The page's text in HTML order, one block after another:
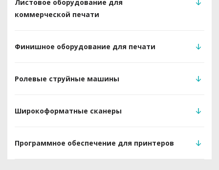
Листовое оборудование для
коммерческой печати
Финишное оборудование для печати
Ролевые струйные машины
Широкоформатные сканеры
Программное обеспечение для принтеров